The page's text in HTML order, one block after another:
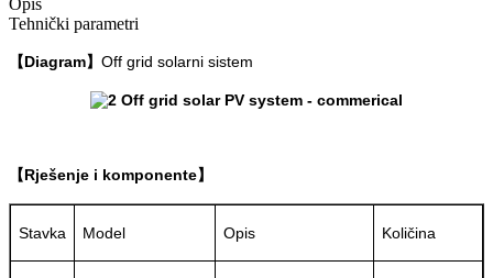
Tehnički parametri
【Diagram】 Off grid solarni sistem
【Rješenje i komponente】
Stavka Model Opis Količina